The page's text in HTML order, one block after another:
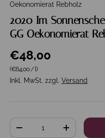
Oekonomierat Rebholz
2020 Im
GG Oekonomierat
€48,00
Grundpreis
(€64,00/l)
Inkl. MwSt. zzgl. Versand
Anzahl
+